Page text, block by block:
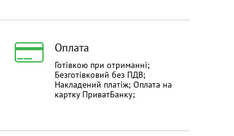
Оплата
Готівкою при отриманні;
Безготівковий без ПДВ;
Накладений платіж; Оплата на
картку ПриватБанку;